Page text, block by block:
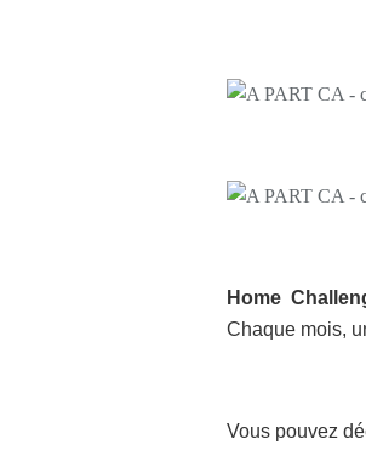
Home
Chaque mois,
Vous pouvez